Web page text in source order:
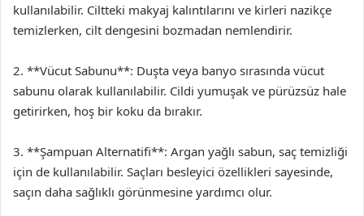
kullanılabilir. Ciltteki makyaj kalıntılarını ve kirleri nazikçe
temizlerken, cilt dengesini bozmadan nemlendirir.
2. **Vücut Sabunu**: Duşta veya banyo sırasında vücut
sabunu olarak kullanılabilir. Cildi yumuşak ve pürüzsüz hale
getirirken, hoş bir koku da bırakır.
3. **Şampuan Alternatifi**: Argan yağlı sabun, saç temizliği
için de kullanılabilir. Saçları besleyici özellikleri sayesinde,
saçın daha sağlıklı görünmesine yardımcı olur.